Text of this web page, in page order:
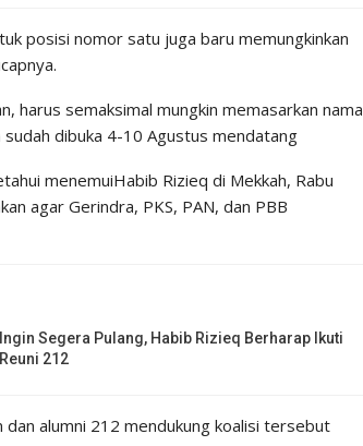
posisi nomor satu juga baru memungkinkan
harus semaksimal mungkin memasarkan nama
dibuka 4-10 Agustus mendatang
menemuiHabib Rizieq di Mekkah, Rabu
agar Gerindra, PKS, PAN, dan PBB
Ingin Segera Pulang, Habib Rizieq Berharap Ikuti
Reuni 212
alumni 212 mendukung koalisi tersebut